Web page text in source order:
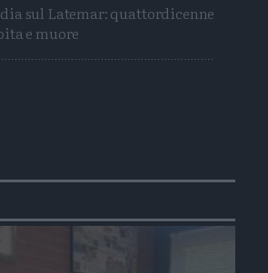
sul Latemar: quattordicenne
e muore